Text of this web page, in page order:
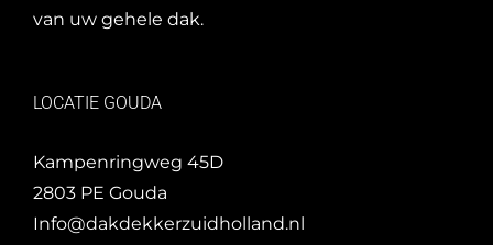
van uw gehele dak.
LOCATIE GOUDA
Kampenringweg 45D
2803 PE Gouda
Info@dakdekkerzuidholland.nl